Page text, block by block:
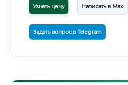
Узнать цену Написать в Max
Задать вопрос в Telegram